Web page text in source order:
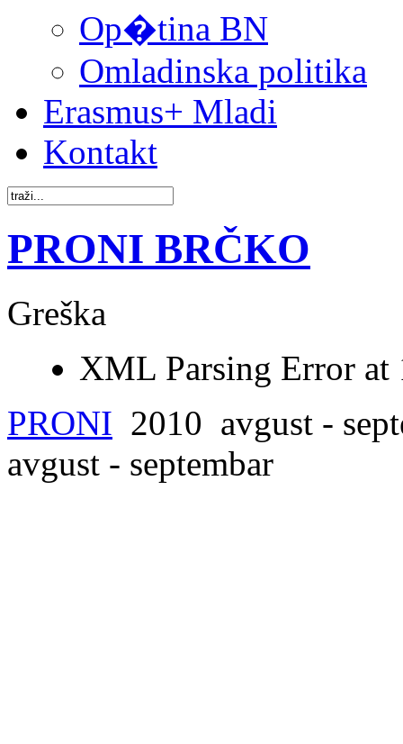
Op�tina BN
Omladinska politika
Erasmus+ Mladi
Kontakt
PRONI BRČKO
Greška
XML Parsing Error at
PRONI 2010 avgust -
avgust - septembar